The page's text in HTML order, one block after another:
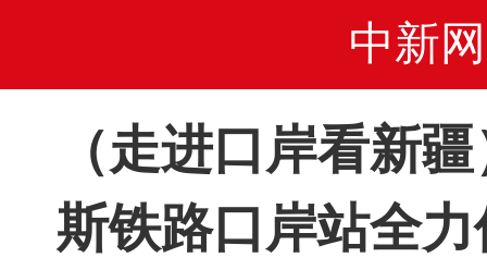
中新网
（走进口岸看新
斯铁路口岸站全